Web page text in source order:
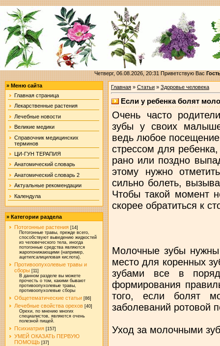
Четверг, 06.08.2026, 20:31Приветствую Вас
» Меню сайта
Главная страница
Лекарственные растения
Лечебные новости
Великие медики
Справочник медицинских
терминов
ЦИ-ГУН ТЕРАПИЯ
Анатомический словарь
Анатомический словарь 2
Актуальные рекомендации
Календула
» Категории раздела
Потогонные растения [14]
Потогонные травы, прежде всего,
способствуют выведению жидкостей
из человеческого тела, иногда
потогонные средства являются
жаропонижающими (например,
ацетилсалициловая кислота).
Противоопухолевые травы и
сборы [11]
В данном разделе вы можете
прочесть о том, какими бывают
противоопухолевые травы,
противоопухолевые сборы
Общетематические статьи [86]
Лечебные свойства орехов [40]
Орехи, по мнению многих
специалистов, являются очень
полезной пищей.
Психиатрия [157]
УМЕЙ ОКАЗАТЬ ПЕРВУЮ
ПОМОЩЬ [37]
Главная» Статьи» Здоровье человека
Если у ребенка болят
Очень часто
зубы у своих
ведь любое
стрессом для
рано или поздно
этому нужно
сильно болеть,
Чтобы такой момент
скорее обратиться к
Молочные зубы нужны
место для коренных
зубами все в
формирования
того, если болят
заболеваний ротовой
Уход за молочными